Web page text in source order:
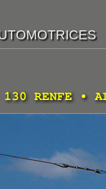
RENFE •